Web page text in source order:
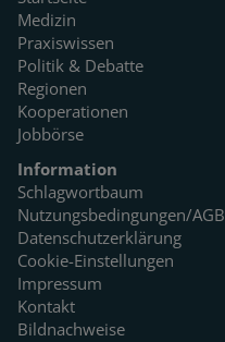
Medizin
Praxiswissen
Politik & Debatte
Regionen
Kooperationen
Jobbörse
Information
Schlagwortbaum
Nutzungsbedingungen/AGB
Datenschutzerklärung
Cookie-Einstellungen
Impressum
Kontakt
Bildnachweise